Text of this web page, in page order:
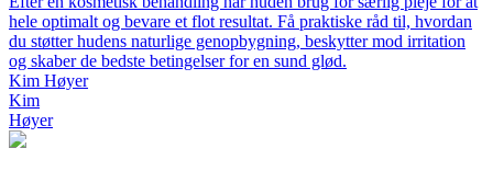
hele optimalt og bevare et flot resultat. Få praktiske råd til, hvordan
du støtter hudens naturlige genopbygning, beskytter mod irritation
og skaber de bedste betingelser for en sund glød.
Kim Høyer
Kim
Høyer